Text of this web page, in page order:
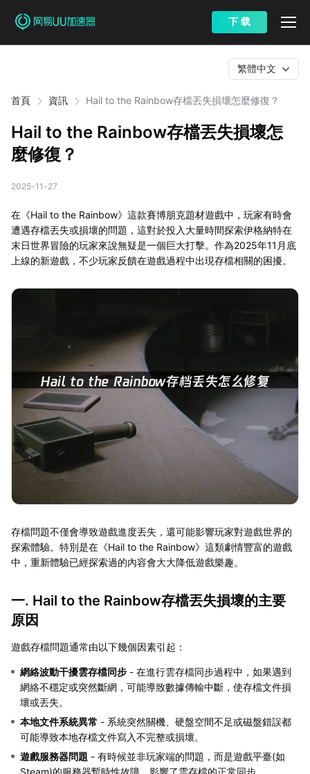
下 载
首頁 資訊 Hail to the Rainbow存檔丟失損壞怎麼修復？
繁體中文
Hail to the Rainbow存檔丟失損壞怎
麼修復？
2025-11-27
在《Hail to the Rainbow》這款賽博朋克題材遊戲中，玩家有時會
遭遇存檔丟失或損壞的問題，這對於投入大量時間探索伊格納特在
末日世界冒險的玩家來說無疑是一個巨大打擊。作為2025年11月底
上線的新遊戲，不少玩家反饋在遊戲過程中出現存檔相關的困擾。
存檔問題不僅會導致遊戲進度丟失，還可能影響玩家對遊戲世界的
探索體驗。特別是在《Hail to the Rainbow》這類劇情豐富的遊戲
中，重新體驗已經探索過的內容會大大降低遊戲樂趣。
一. Hail to the Rainbow存檔丟失損壞的主要
原因
遊戲存檔問題通常由以下幾個因素引起：
網絡波動干擾雲存檔同步 - 在進行雲存檔同步過程中，如果遇到
網絡不穩定或突然斷網，可能導致數據傳輸中斷，使存檔文件損
壞或丟失。
本地文件系統異常 - 系統突然關機、硬盤空間不足或磁盤錯誤都
可能導致本地存檔文件寫入不完整或損壞。
遊戲服務器問題 - 有時候並非玩家端的問題，而是遊戲平臺(如
Steam)的服務器暫時性故障，影響了雲存檔的正常同步。